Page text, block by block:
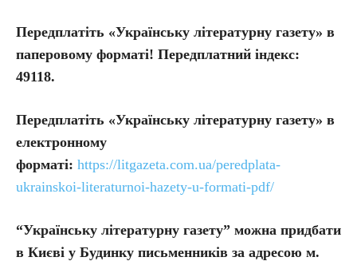
Передплатіть «Українську літературну газету» в
паперовому форматі! Передплатний індекс:
49118.
Передплатіть «Українську літературну газету» в
електронному
форматі: https://litgazeta.com.ua/peredplata-
ukrainskoi-literaturnoi-hazety-u-formati-pdf/
“Українську літературну газету” можна придбати
в Києві у Будинку письменників за адресою м.